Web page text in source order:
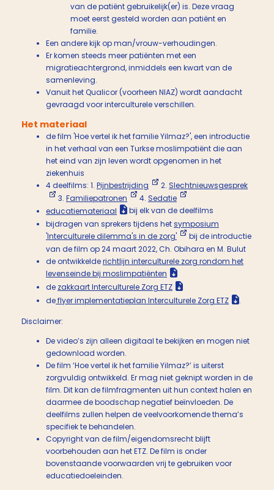
van de patiënt gebruikelijk(er) is. Deze vraag
moet eerst gesteld worden aan patiënt en
familie.
Een andere kijk op man/vrouw-verhoudingen.
Er komen steeds meer patiënten met een
migratieachtergrond, inmiddels een kwart van de
samenleving.
Vanuit het Qualicor (voorheen NIAZ) wordt aandacht
gevraagd voor interculturele verschillen.
Het materiaal
de film 'Hoe vertel ik het familie Yilmaz?', een introductie
in het verhaal van een Turkse moslimpatiënt die aan
het eind van zijn leven wordt opgenomen in het
ziekenhuis
4 deelfilms: 1. Pijnbestrijding 2. Slechtnieuwsgesprek
3. Familiepatronen 4. Sedatie
educatiemateriaal
bij elk van de deelfilms
bijdragen van sprekers tijdens hetsymposium
'Interculturele dilemma's in de zorg'
bij de introductie
van de film op 24 maart 2022, Ch. Obihara en M. Bulut
de ontwikkelderichtlijn interculturele zorg rondom het
levenseinde bij moslimpatiënten
de zakkaart Interculturele Zorg ETZ
deflyer implementatieplan Interculturele Zorg ETZ
.
Disclaimer:
De video’s zijn alleen digitaal te bekijken en mogen niet
gedownload worden.
De film ‘Hoe vertel ik het familie Yilmaz?’ is uiterst
zorgvuldig ontwikkeld. Er mag niet geknipt worden in de
film. Dit kan de filmfragmenten uit hun context halen en
daarmee de boodschap negatief beïnvloeden. De
deelfilms zullen helpen de veelvoorkomende thema’s
specifiek te behandelen.
Copyright van de film/eigendomsrecht blijft
voorbehouden aan het ETZ. De film is onder
bovenstaande voorwaarden vrij te gebruiken voor
educatiedoeleinden.